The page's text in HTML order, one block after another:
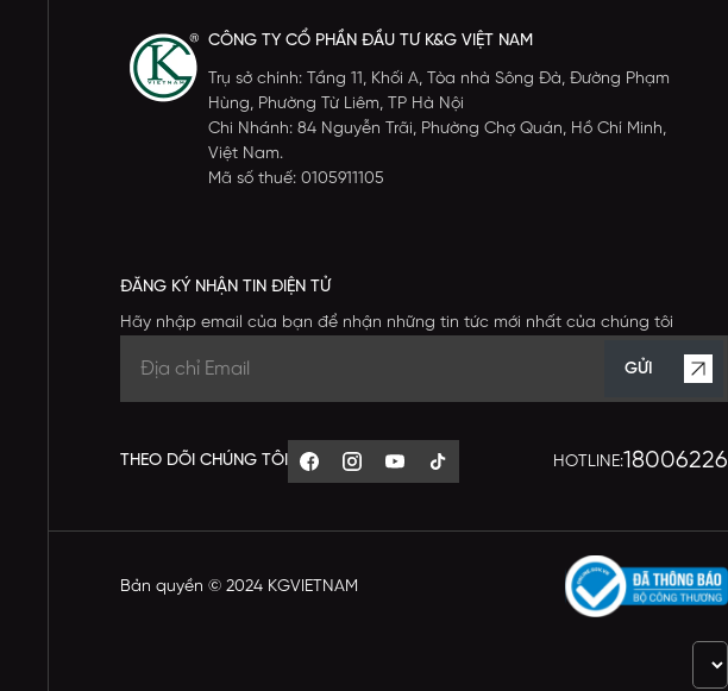
CÔNG TY CỔ PHẦN ĐẦU TƯ K&G VIỆT NAM
Trụ sở chính: Tầng 11, Khối A, Tòa nhà Sông Đà, Đường Phạm
Hùng, Phường Từ Liêm, TP Hà Nội
Chi Nhánh: 84 Nguyễn Trãi, Phường Chợ Quán, Hồ Chí Minh,
Việt Nam.
Mã số thuế: 0105911105
ĐĂNG KÝ NHẬN TIN ĐIỆN TỬ
Hãy nhập email của bạn để nhận những tin tức mới nhất của chúng tôi
GỬI
THEO DÕI CHÚNG TÔI HOTLINE:18006226
Bản quyền © 2024 KGVIETNAM